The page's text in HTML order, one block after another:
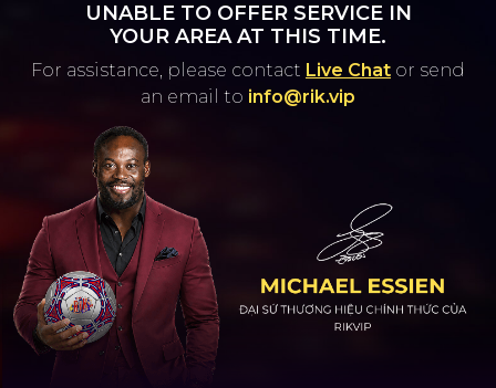
UNABLE TO OFFER SERVICE IN
YOUR AREA AT THIS TIME.
For assistance, please contact Live Chat or send
an email to info@rik.vip